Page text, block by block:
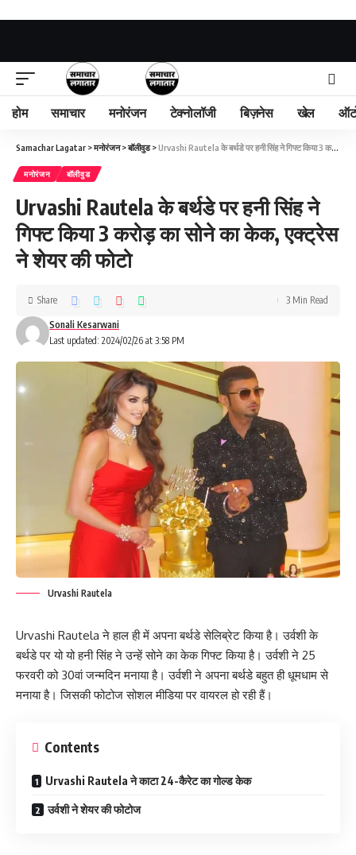
होम समाचार मनोरंजन टेक्नोलॉजी बिज़नेस खेल
Samachar Lagatar >मनोरंजन>बॉलीवुड>Urvashi Rautela के बर्थडे पर हनी सिंह ने गिफ्ट किया 3 करोड़ का सोने का केक, एक्ट्रेस ने शेयर की फोटो
मनोरंजन बॉलीवुड
Urvashi Rautela के बर्थडे पर हनी सिंह ने
गिफ्ट किया 3 करोड़ का सोने का केक, एक्ट्रेस
ने शेयर की फोटो
Last updated: 2024/02/26 at 3:58 PM
Sonali Kesarwani
Share 3 Min Read
Urvashi Rautela
Urvashi Rautela ने हाल ही में अपना बर्थडे सेलिब्रेट किया है। उर्वशी के
बर्थडे पर यो यो हनी सिंह ने उन्हें सोने का केक गिफ्ट किया है। उर्वशी ने 25
फरवरी को 30वां जन्मदिन मनाया है। उर्वशी ने अपना बर्थडे बहुत ही धूमधाम से
मनाया है। जिसकी फोटोज सोशल मीडिया पर वायरल हो रही हैं।
Contents
Urvashi Rautela ने काटा 24-कैरेट का गोल्ड केक
उर्वशी ने शेयर की फोटोज